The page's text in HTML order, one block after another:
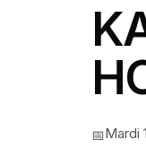
📅Mardi